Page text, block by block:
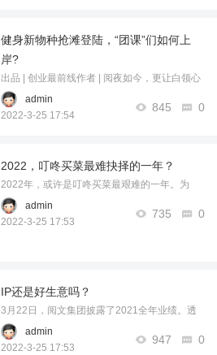
健身新物种抢滩登陆，“团课”们如何上
岸?
出品 | 创业最前线作者 | 阅夜如今，更让白领心
痛的可能不是星巴克涨价，而是超级猩猩涨
价……不知不觉间，对新型健身房团课的购
……
admin
2022-3-25 17:54
845 0
2022，叮咚买菜最难抉择的一年？
2022年，或许是叮咚买菜最艰难的一年。为
何？就在3月17日晚，北京海淀区市场监管局官
方通报：已对叮咚买菜进行行政约谈并立案调
admin
2022-3-25 17:53
735 0
IP还是好生意吗？
3月22日，阅文集团披露了2021全年业绩。透
过这份“成绩单”可以看到，自去年6月宣布“大阅
文”战略升级后，阅文集团已然在数字阅读及动
admin
2022-3-25 17:53
947 0